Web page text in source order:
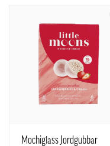
Mochiglass Jordgubbar